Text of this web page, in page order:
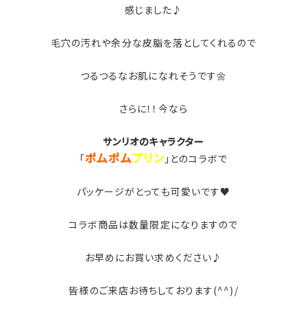
感じました♪
毛穴の汚れや余分な皮脂を落としてくれるので
つるつるなお肌になれそうです🌼
さらに！！今なら
サンリオのキャラクター
「ポムポムプリン 」とのコラボで
パッケージがとっても可愛いです♥
コラボ商品は数量限定になりますので
お早めにお買い求めください♪
皆様のご来店お待ちしております(^^)/